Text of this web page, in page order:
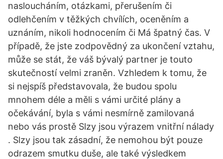
nasloucháním, otázkami, přerušením či
odlehčením v těžkých chvílích, oceněním a
uznáním, nikoli hodnocením či Má špatný čas. V
případě, že jste zodpovědný za ukončení vztahu,
může se stát, že váš bývalý partner je touto
skutečností velmi zraněn. Vzhledem k tomu, že
si nejspíš představovala, že budou spolu
mnohem déle a měli s vámi určité plány a
očekávání, byla s vámi nesmírně zamilovaná
nebo vás prostě Slzy jsou výrazem vnitřní nálady
. Slzy jsou tak zásadní, že nemohou být pouze
odrazem smutku duše, ale také výsledkem